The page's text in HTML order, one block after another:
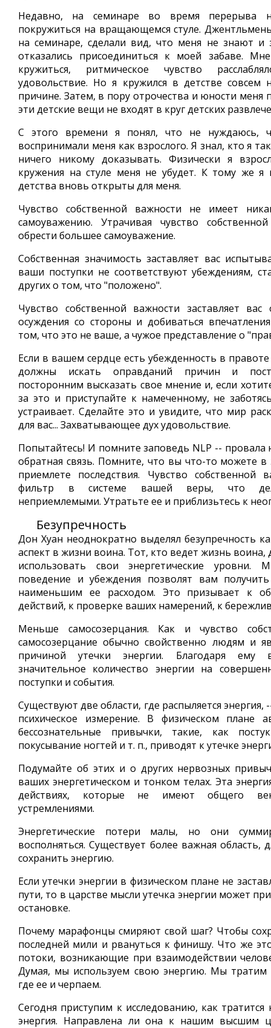
Недавно, на семинаре во время перерыва
покружиться на вращающемся стуле.
на семинаре, сделали вид, что меня не знают
отказались присоединиться к моей забаве.
кружиться, ритмическое чувство
удовольствие. Но я кружился в детстве
причине. Затем, в пору отрочества и юности меня
эти детские вещи не входят в круг детских
С этого времени я понял, что не нуждаюсь,
воспринимали меня как взрослого. Я знал, кто я
ничего никому доказывать. Физически я
кружения на стуле меня не убудет. К тому же я
детства вновь открыты для меня.
Чувство собственной важности не имеет
самоуважению. Утрачивая чувство
обрести большее самоуважение.
Собственная значимость заставляет вас
ваши поступки не соответствуют убеждениям,
других о том, что "положено".
Чувство собственной важности заставляет
осуждения со стороны и добиваться
том, что это не ваше, а чужое представление о
Если в вашем сердце есть убежденность в
должны искать оправданий причин и
посторонним высказать свое мнение и, если
за это и приступайте к намеченному, не
устраивает. Сделайте это и увидите, что мир
для вас... Захватывающее дух удовольствие.
Попытайтесь! И помните заповедь NLP -- провала
обратная связь. Помните, что вы что-то можете
приемлете последствия. Чувство собственной
фильтр в системе вашей веры, что
неприемлемыми. Утратьте ее и приблизьтесь к
Безупречность
Дон Хуан неоднократно выделял безупречность
аспект в жизни воина. Тот, кто ведет жизнь
использовать свои энергетические уровни.
поведение и убеждения позволят вам
наименьшим ее расходом. Это призывает к
действий, к проверке ваших намерений, к
Меньше самосозерцания. Как и чувство
самосозерцание обычно свойственно людям и
причиной утечки энергии. Благодаря ему
значительное количество энергии на
поступки и события.
Существуют две области, где распыляется энергия,
психическое измерение. В физическом плане
бессознательные привычки, такие, как
покусывание ногтей и т. п., приводят к утечке
Подумайте об этих и о других нервозных
ваших энергетическом и тонком телах. Эта
действиях, которые не имеют общего
устремлениями.
Энергетические потери малы, но они
восполняться. Существует более важная область,
сохранить энергию.
Если утечки энергии в физическом плане не
пути, то в царстве мысли утечка энергии может
остановке.
Почему марафонцы смиряют свой шаг? Чтобы
последней мили и рвануться к финишу. Что же
потоки, возникающие при взаимодействии
Думая, мы используем свою энергию. Мы
где ее и черпаем.
Сегодня приступим к исследованию, как
энергия. Направлена ли она к нашим высшим